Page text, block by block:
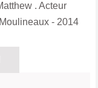
. Acteur
- 2014